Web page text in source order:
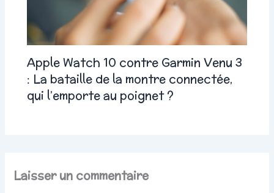
Apple Watch 10 contre Garmin Venu 3
: La bataille de la montre connectée,
qui l’emporte au poignet ?
Laisser un commentaire